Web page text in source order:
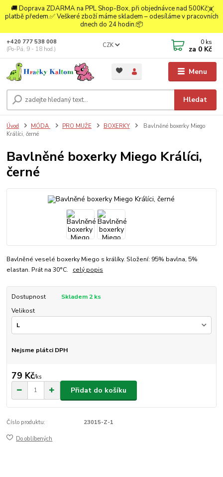
🚚 Doprava ZDARMA na PPL Shop-Box, při objednávce nad 500Kč a
platbě předem.✅ Veškeré zboží máme skladem – odesíláme v pracovních
dnech do 24 hodin.📦
Menu
CZK
Hledat
+420 777 538 008
(Po-Pá, 9 - 18 hod.)
0 ks
za 0 Kč
Úvod MÓDA PRO MUŽE BOXERKY
Bavlněné boxerky Miego
Králíci, černé
Bavlněné boxerky Miego Králíci,
černé
Bavlněné veselé boxerky Miego s králíky. Složení: 95% bavlna, 5%
elastan. Prát na 30°C. celý popis
Dostupnost
Skladem 2 ks
Velikost
Nejsme plátci DPH
79 Kč/ks
Přidat do košíku
Číslo produktu: 23015-Z-1
Do oblíbených